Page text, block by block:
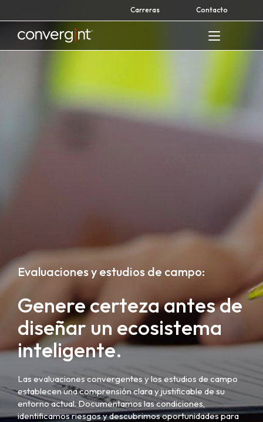
to
content
Carreras Contacto
Home
Evaluaciones y estudios de campo:
Genere certeza antes de
diseñar un ecosistema
inteligente.
Las evaluaciones convergentes y los estudios de campo
establecen una comprensión clara y justificable de su
entorno actual. Documentamos las condiciones,
identificamos riesgos y descubrimos oportunidades para